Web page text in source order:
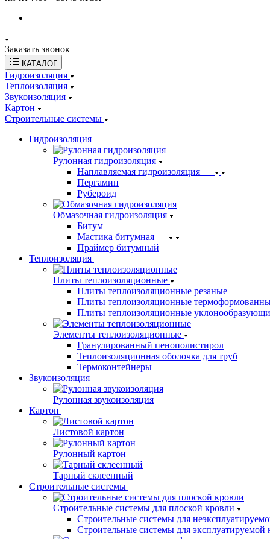
Заказать звонок
КАТАЛОГ
Гидроизоляция
Теплоизоляция
Звукоизоляция
Картон
Строительные системы
Гидроизоляция
Рулонная гидроизоляция
Наплавляемая гидроизоляция
Пергамин
Рубероид
Обмазочная гидроизоляция
Битум
Мастика битумная
Праймер битумный
Теплоизоляция
Плиты теплоизоляционные
Плиты теплоизоляционные резаные
Плиты теплоизоляционные
Плиты теплоизоляционные
Элементы теплоизоляционные
Гранулированный пенополистирол
Теплоизоляционная оболочка для труб
Термоконтейнеры
Звукоизоляция
Рулонная звукоизоляция
Картон
Листовой картон
Рулонный картон
Тарный склеенный
Строительные системы
Строительные системы для плоской кровли
Строительные системы для
Строительные системы для эксплуатируемой